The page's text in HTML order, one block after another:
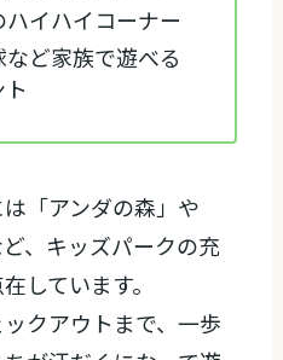
イハイコーナー
ど家族で遊べる
「アンダの森」や
、キッズパークの充
しています。
クアウトまで、一歩